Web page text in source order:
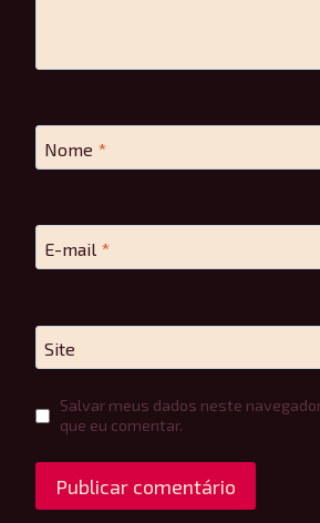
Nome *
E-mail *
Site
Salvar meus dados neste
que eu comentar.